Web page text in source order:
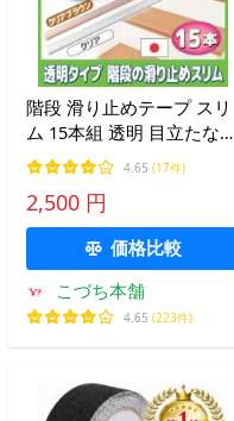
階段 滑り止めテープ スリ
ム 15本組 透明 目立たない
貼るだけ すべり止め シー
ト マット シール 転倒防止
子ども 高齢者 介護 犬 猫
日本製
4.65 (17件)
2,500 円
価格比較
こづち本舗
4.65 (223件)